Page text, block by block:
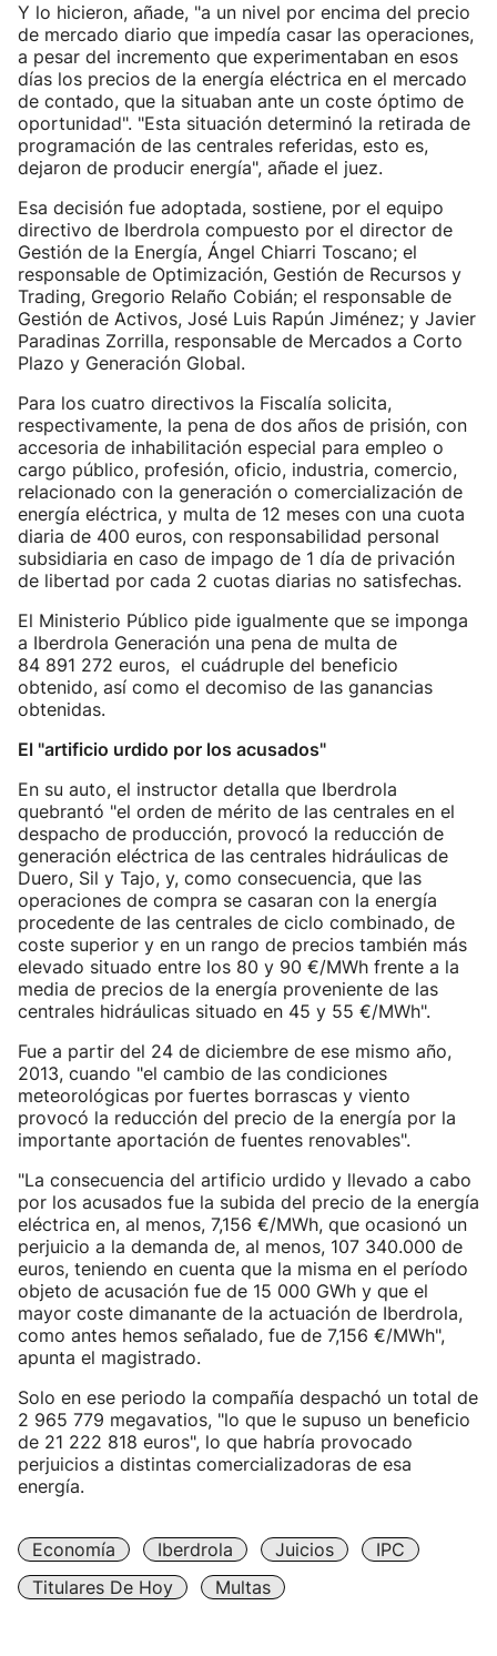
Y lo hicieron, añade, "a un nivel por encima del precio
de mercado diario que impedía casar las operaciones,
a pesar del incremento que experimentaban en esos
días los precios de la energía eléctrica en el mercado
de contado, que la situaban ante un coste óptimo de
oportunidad". "Esta situación determinó la retirada de
programación de las centrales referidas, esto es,
dejaron de producir energía", añade el juez.
Esa decisión fue adoptada, sostiene, por el equipo
directivo de Iberdrola compuesto por el director de
Gestión de la Energía, Ángel Chiarri Toscano; el
responsable de Optimización, Gestión de Recursos y
Trading, Gregorio Relaño Cobián; el responsable de
Gestión de Activos, José Luis Rapún Jiménez; y Javier
Paradinas Zorrilla, responsable de Mercados a Corto
Plazo y Generación Global.
Para los cuatro directivos la Fiscalía solicita,
respectivamente, la pena de dos años de prisión, con
accesoria de inhabilitación especial para empleo o
cargo público, profesión, oficio, industria, comercio,
relacionado con la generación o comercialización de
energía eléctrica, y multa de 12 meses con una cuota
diaria de 400 euros, con responsabilidad personal
subsidiaria en caso de impago de 1 día de privación
de libertad por cada 2 cuotas diarias no satisfechas.
El Ministerio Público pide igualmente que se imponga
a Iberdrola Generación una pena de multa de
84 891 272 euros, el cuádruple del beneficio
obtenido, así como el decomiso de las ganancias
obtenidas.
El "artificio urdido por los acusados"
En su auto, el instructor detalla que Iberdrola
quebrantó "el orden de mérito de las centrales en el
despacho de producción, provocó la reducción de
generación eléctrica de las centrales hidráulicas de
Duero, Sil y Tajo, y, como consecuencia, que las
operaciones de compra se casaran con la energía
procedente de las centrales de ciclo combinado, de
coste superior y en un rango de precios también más
elevado situado entre los 80 y 90 €/MWh frente a la
media de precios de la energía proveniente de las
centrales hidráulicas situado en 45 y 55 €/MWh".
Fue a partir del 24 de diciembre de ese mismo año,
2013, cuando "el cambio de las condiciones
meteorológicas por fuertes borrascas y viento
provocó la reducción del precio de la energía por la
importante aportación de fuentes renovables".
"La consecuencia del artificio urdido y llevado a cabo
por los acusados fue la subida del precio de la energía
eléctrica en, al menos, 7,156 €/MWh, que ocasionó un
perjuicio a la demanda de, al menos, 107 340.000 de
euros, teniendo en cuenta que la misma en el período
objeto de acusación fue de 15 000 GWh y que el
mayor coste dimanante de la actuación de Iberdrola,
como antes hemos señalado, fue de 7,156 €/MWh",
apunta el magistrado.
Solo en ese periodo la compañía despachó un total de
2 965 779 megavatios, "lo que le supuso un beneficio
de 21 222 818 euros", lo que habría provocado
perjuicios a distintas comercializadoras de esa
energía.
Economía Iberdrola Juicios
IPC
Titulares De Hoy
Multas